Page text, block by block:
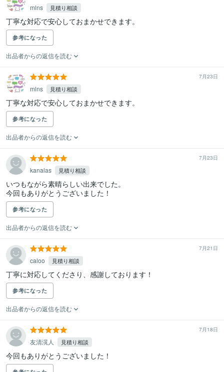
mlns 見積り相談
丁寧な対応で安心しておまかせできます。
参考になった
出品者からの返信を読む
7月23日
mlns 見積り相談
丁寧な対応で安心しておまかせできます。
参考になった
出品者からの返信を読む
7月23日
kanalas 見積り相談
いつもながら素晴らしい出来でした。
今回もありがとうございました！
参考になった
出品者からの返信を読む
7月21日
caloo 見積り相談
丁寧に対応してくださり、感謝しております！
参考になった
出品者からの返信を読む
7月18日
友清滉人 見積り相談
今回もありがとうございました！